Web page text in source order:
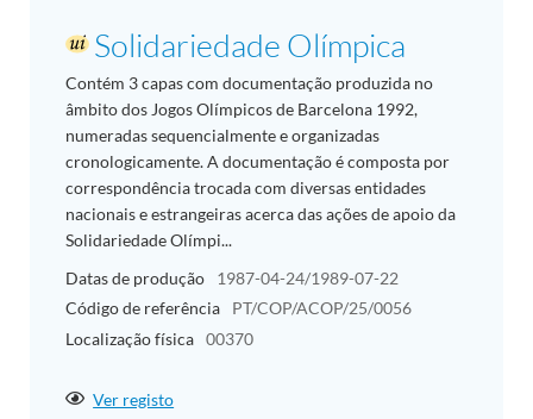
Solidariedade Olímpica
Contém 3 capas com documentação produzida no
âmbito dos Jogos Olímpicos de Barcelona 1992,
numeradas sequencialmente e organizadas
cronologicamente. A documentação é composta por
correspondência trocada com diversas entidades
nacionais e estrangeiras acerca das ações de apoio da
Solidariedade Olímpi...
Datas de produção
1987-04-24/1989-07-22
Código de referência
PT/COP/ACOP/25/0056
Localização física 00370
Ver registo